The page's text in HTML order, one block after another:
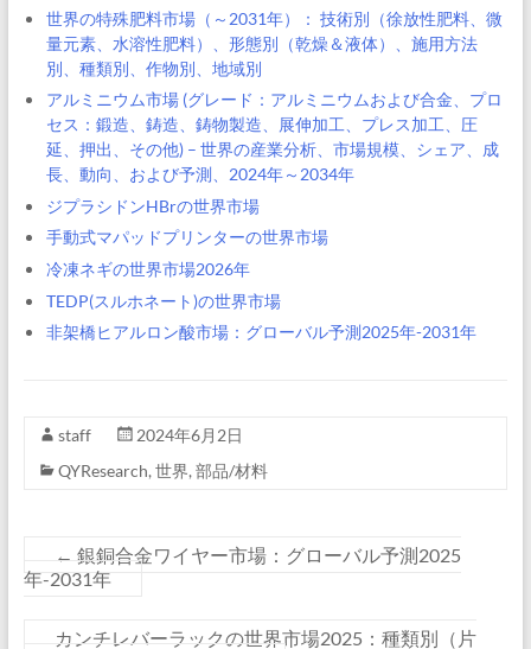
世界の特殊肥料市場（～2031年）： 技術別（徐放性肥料、微
量元素、水溶性肥料）、形態別（乾燥＆液体）、施用方法
別、種類別、作物別、地域別
アルミニウム市場 (グレード：アルミニウムおよび合金、プロ
セス：鍛造、鋳造、鋳物製造、展伸加工、プレス加工、圧
延、押出、その他) – 世界の産業分析、市場規模、シェア、成
長、動向、および予測、2024年～2034年
ジプラシドンHBrの世界市場
手動式マパッドプリンターの世界市場
冷凍ネギの世界市場2026年
TEDP(スルホネート)の世界市場
非架橋ヒアルロン酸市場：グローバル予測2025年-2031年
staff
2024年6月2日
QYResearch, 世界, 部品/材料
← 銀銅合金ワイヤー市場：グローバル予測2025
年-2031年
カンチレバーラックの世界市場2025：種類別（片